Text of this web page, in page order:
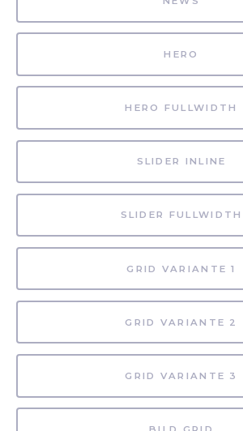
HERO
HERO FULLWIDTH
SLIDER INLINE
SLIDER FULLWIDTH
GRID VARIANTE 1
GRID VARIANTE 2
GRID VARIANTE 3